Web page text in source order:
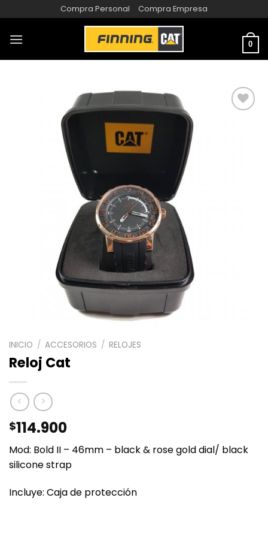
Compra Personal Compra Empresa
0
INICIO / ACCESORIOS / RELOJES
Reloj Cat
$114.900
Mod: Bold II – 46mm – black & rose gold dial/ black
silicone strap
Incluye: Caja de protección